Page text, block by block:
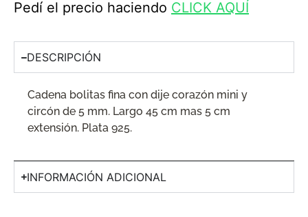
Pedí el precio haciendo CLICK AQUÍ
DESCRIPCIÓN
Cadena bolitas fina con dije corazón mini y
circón de 5 mm. Largo 45 cm mas 5 cm
extensión. Plata 925.
INFORMACIÓN ADICIONAL